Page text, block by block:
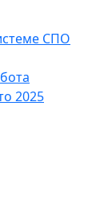
СПО
2025